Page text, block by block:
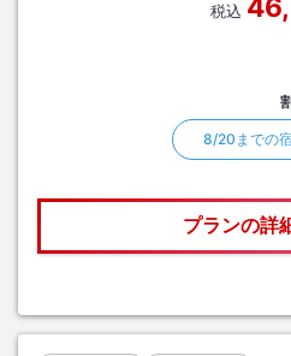
税込
8/20までの
プランの詳